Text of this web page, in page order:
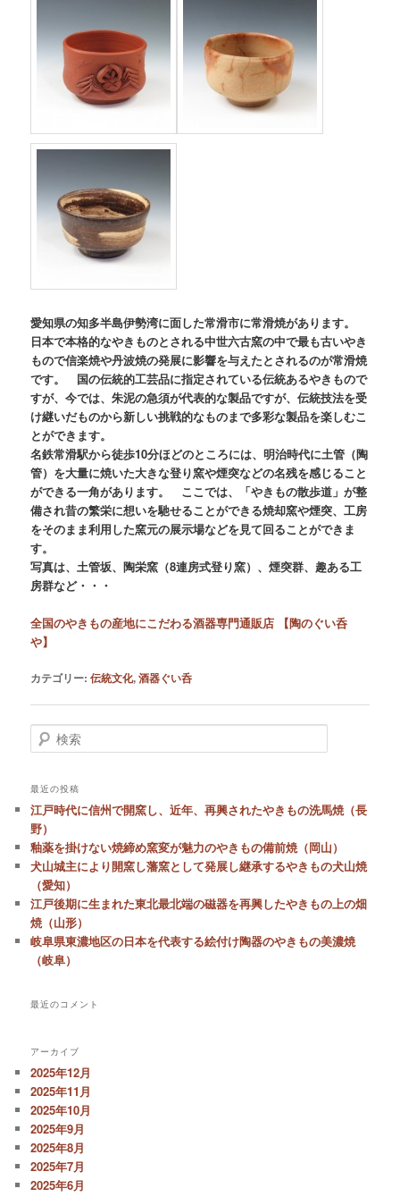
愛知県の知多半島伊勢湾に面した常滑市に常滑焼があります。
日本で本格的なやきものとされる中世六古窯の中で最も古いやき
もので信楽焼や丹波焼の発展に影響を与えたとされるのが常滑焼
です。 国の伝統的工芸品に指定されている伝統あるやきもので
すが、今では、朱泥の急須が代表的な製品ですが、伝統技法を受
け継いだものから新しい挑戦的なものまで多彩な製品を楽しむこ
とができます。
名鉄常滑駅から徒歩10分ほどのところには、明治時代に土管（陶
管）を大量に焼いた大きな登り窯や煙突などの名残を感じること
ができる一角があります。 ここでは、「やきもの散歩道」が整
備され昔の繁栄に想いを馳せることができる焼却窯や煙突、工房
をそのまま利用した窯元の展示場などを見て回ることができま
す。
写真は、土管坂、陶栄窯（8連房式登り窯）、煙突群、趣ある工
房群など・・・
全国のやきもの産地にこだわる酒器専門通販店 【陶のぐい呑
や】
カテゴリー: 伝統文化,酒器ぐい呑
検索
最近の投稿
江戸時代に信州で開窯し、近年、再興されたやきもの洗馬焼（長
野）
釉薬を掛けない焼締め窯変が魅力のやきもの備前焼（岡山）
犬山城主により開窯し藩窯として発展し継承するやきもの犬山焼
（愛知）
江戸後期に生まれた東北最北端の磁器を再興したやきもの上の畑
焼（山形）
岐阜県東濃地区の日本を代表する絵付け陶器のやきもの美濃焼
（岐阜）
最近のコメント
アーカイブ
2025年12月
2025年11月
2025年10月
2025年9月
2025年8月
2025年7月
2025年6月